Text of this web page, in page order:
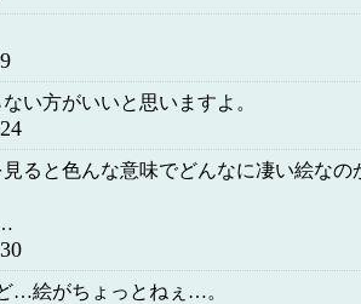
い方がいいと思いますよ。
ると色んな意味でどんなに凄い絵なの
…絵がちょっとねぇ…。